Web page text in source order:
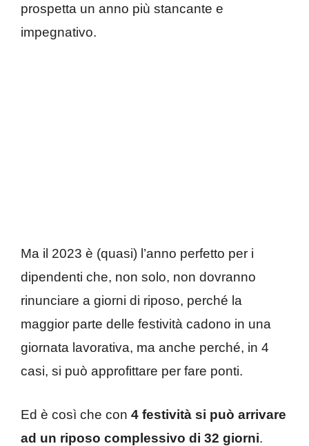
prospetta un anno più stancante e
impegnativo.
Ma il 2023 è (quasi) l’anno perfetto per i
dipendenti che, non solo, non dovranno
rinunciare a giorni di riposo, perché la
maggior parte delle festività cadono in una
giornata lavorativa, ma anche perché, in 4
casi, si può approfittare per fare ponti.
Ed è così che con 4 festività si può arrivare
ad un riposo complessivo di 32 giorni.